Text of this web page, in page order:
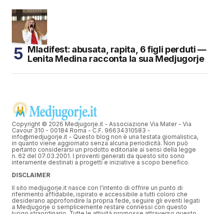
Mladifest: abusata, rapita, 6 figli perduti —
Lenita Medina racconta la sua Medjugorje
Copyright © 2026 Medjugorje.it - Associazione Via Mater - Via
Cavour 310 - 00184 Roma - C.F. 96634310583 -
info@medjugorje.it - Questo blog non è una testata giornalistica,
in quanto viene aggiornato senza alcuna periodicità. Non può
pertanto considerarsi un prodotto editoriale ai sensi della legge
n. 62 del 07.03.2001. I proventi generati da questo sito sono
interamente destinati a progetti e iniziative a scopo benefico.
DISCLAIMER
Il sito medjugorje.it nasce con l’intento di offrire un punto di
riferimento affidabile, ispirato e accessibile a tutti coloro che
desiderano approfondire la propria fede, seguire gli eventi legati
a Medjugorje o semplicemente restare connessi con questo